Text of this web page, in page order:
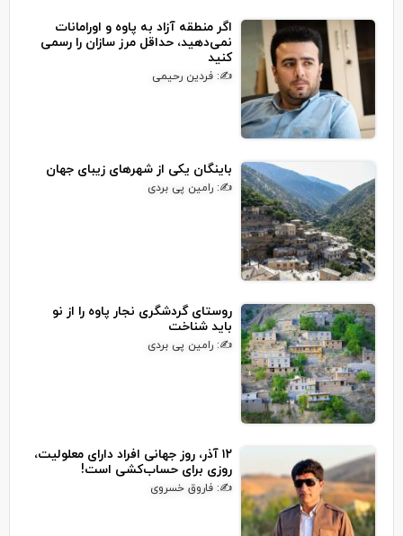
اگر منطقه آزاد به پاوه و اورامانات
نمی‌دهید، حداقل مرز سازان را رسمی
کنید
✍: فردین رحیمی
باینگان یکی از شهرهای زیبای جهان
✍: رامین پی بردی
روستای گردشگری نجار پاوه را از نو
باید شناخت
✍: رامین پی بردی
۱۲ آذر، روز جهانی افراد دارای معلولیت،
روزی برای حساب‌کشی است!
✍: فاروق خسروی